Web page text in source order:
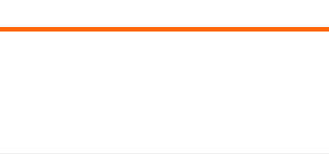
13:00 Nachrichten